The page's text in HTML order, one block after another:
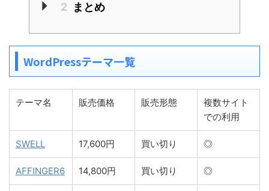
2 まとめ
WordPressテーマ一覧
テーマ名 販売価格 販売形態
複数サイト
での利用
SWELL 17,600円 買い切り ◎
AFFINGER6 14,800円 買い切り ◎